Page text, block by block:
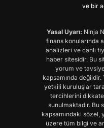
ve bir
Yasal Uyarı: Ninja
finans konularında
analizleri ve canlı
haber sitesidir. Bu
yorum ve
kapsamında değildir.
yetkili kuruluşlar
tercihlerini
sunulmaktadır. Bu
kapsamındaki sözel,
üzere tüm bilgi ve